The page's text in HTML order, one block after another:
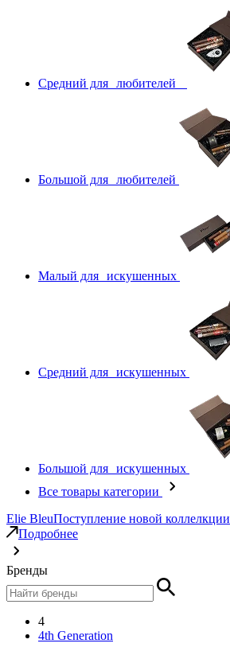
Средний для любителей
Большой для любителей
Малый для искушенных
Средний для искушенных
Большой для искушенных
Все товары категории
Elie BleuПоступление новой коллелкции
Подробнее
Бренды
4
4th Generation